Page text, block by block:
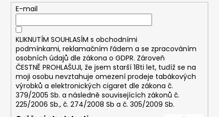
E-mail
KLIKNUTÍM SOUHLASÍM s obchodními
podmínkami, reklamačním řádem a se zpracováním
osobních údajů dle zákona o GDPR. Zároveň
ČESTNĚ PROHLAŠUJI, že jsem starší 18ti let, tudíž se na
moji osobu nevztahuje omezení prodeje tabákových
výrobků a elektronických cigaret dle zákona č.
379/2005 Sb. a následně souvisejících zákonů č.
225/2006 Sb., č. 274/2008 Sb a č. 305/2009 Sb.